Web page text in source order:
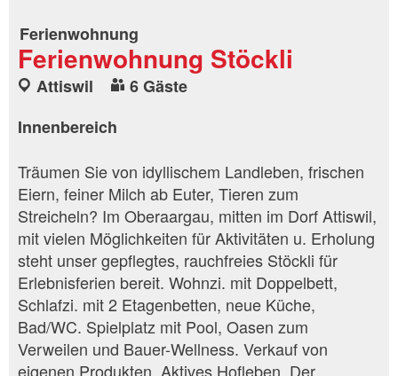
Ferienwohnung
Ferienwohnung Stöckli
Attiswil
6 Gäste
Innenbereich
Träumen Sie von idyllischem Landleben, frischen
Eiern, feiner Milch ab Euter, Tieren zum
Streicheln? Im Oberaargau, mitten im Dorf Attiswil,
mit vielen Möglichkeiten für Aktivitäten u. Erholung
steht unser gepflegtes, rauchfreies Stöckli für
Erlebnisferien bereit. Wohnzi. mit Doppelbett,
Schlafzi. mit 2 Etagenbetten, neue Küche,
Bad/WC. Spielplatz mit Pool, Oasen zum
Verweilen und Bauer-Wellness. Verkauf von
eigenen Produkten. Aktives Hofleben. Der